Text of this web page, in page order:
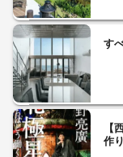
す
【
作